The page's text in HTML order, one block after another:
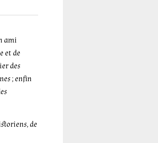
ami
et de
des
; enfin
de